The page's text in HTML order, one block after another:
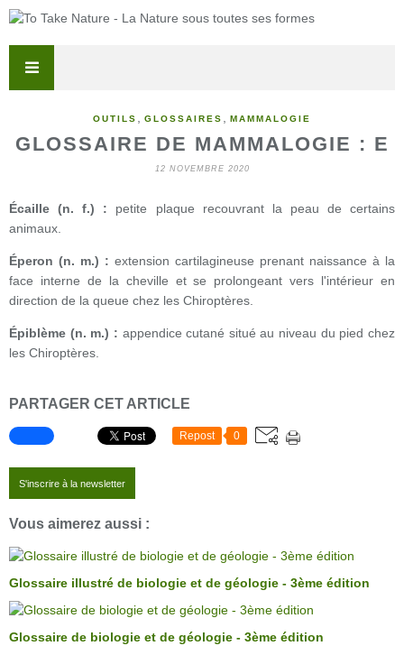
OUTILS GLOSSAIRES MAMMALOGIE
GLOSSAIRE DE MAMMALOGIE : E
12 NOVEMBRE 2020
Écaille (n. f.) : petite plaque recouvrant la peau de certains
animaux.
Éperon (n. m.) : extension cartilagineuse prenant naissance à la
face interne de la cheville et se prolongeant vers l'intérieur en
direction de la queue chez les Chiroptères.
Épiblème (n. m.) : appendice cutané situé au niveau du pied chez
les Chiroptères.
PARTAGER CET ARTICLE
Repost 0
S'inscrire à la newsletter
Vous aimerez aussi :
Glossaire illustré de biologie et de géologie - 3ème édition
Glossaire de biologie et de géologie - 3ème édition